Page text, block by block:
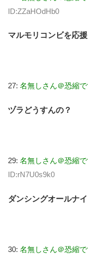
ID:ZZaHOdHb0
マルモリコンビを応
27: 名無しさん＠恐縮で
ヅラどうすんの？
29: 名無しさん＠恐縮で
ID:rN7U0s9k0
ダンシングオールナイ
30: 名無しさん＠恐縮で